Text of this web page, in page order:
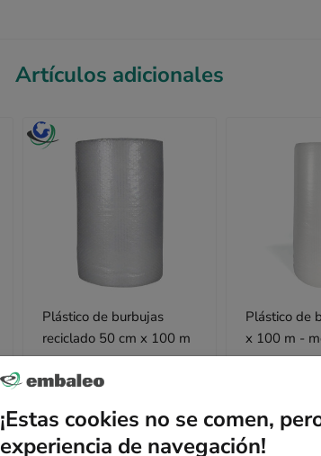
Artículos adicionales
Plástico de burbujas
reciclado 50 cm x 100 m
a partir de
24,20 €
sin IVA
Plástico de
x 100 m -
económico
sin IVA
¡Estas cookies no se comen,
experiencia de navegación!